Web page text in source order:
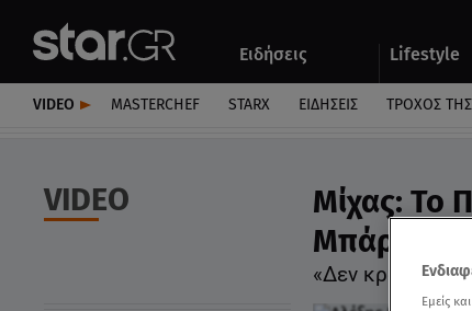
Ειδήσεις Lifestyle
Αυτοκίνητο
VIDEO MASTERCHEF STARX ΕΙΔΉΣΕΙΣ ΤΡΟΧΌΣ
VIDEO
Μίχας: Το
Μπάρκα -
«Δεν κρατάω
Εμείς